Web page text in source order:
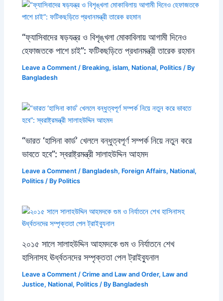
“ফ্যাসিবাদের ষড়যন্ত্র ও বিশৃঙ্খলা মোকাবিলায় আগামী দিনেও
হেফাজতকে পাশে চাই”: ফটিকছড়িতে প্রধানমন্ত্রী তারেক রহমান
Leave a Comment / Breaking,islam, National, Politics / By
Bangladesh
“ভারত ‘হাসিনা কার্ড’ খেললে বন্ধুত্বপূর্ণ সম্পর্ক নিয়ে নতুন করে
ভাবতে হবে”: স্বরাষ্ট্রমন্ত্রী সালাহউদ্দিন আহমদ
Leave a Comment / Bangladesh, Foreign Affairs, National,
Politics / By Politics
২০১৫ সালে সালাহউদ্দিন আহমদকে গুম ও নির্যাতনে শেখ
হাসিনাসহ ঊর্ধ্বতনদের সম্পৃক্ততা পেল ট্রাইব্যুনাল
Leave a Comment /Crime and Law and Order, Law and
Justice, National, Politics / By Bangladesh